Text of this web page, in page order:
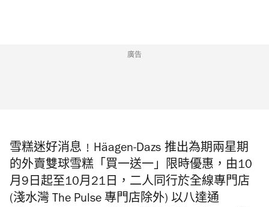
廣告
雪糕迷好消息﹗ Häagen-Dazs 推出為期兩星期
的外賣雙球雪糕「買一送一」限時優惠，由10
月9 日起至10月 21日，二人同行於全線專門店
(淺水灣 The Pulse 專門店除外) 以八達通